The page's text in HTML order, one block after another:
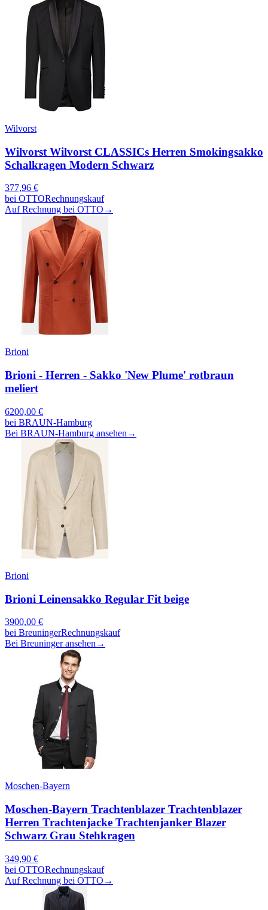
Wilvorst
Wilvorst Wilvorst CLASSICs Herren Smokingsakko
Schalkragen Modern Schwarz
377,96 €
bei OTTORechnungskauf
Auf Rechnung bei OTTO →
Brioni
Brioni - Herren - Sakko 'New Plume' rotbraun
meliert
6200,00 €
bei BRAUN-Hamburg
Bei BRAUN-Hamburg ansehen →
Brioni
Brioni Leinensakko Regular Fit beige
3900,00 €
bei BreuningerRechnungskauf
Bei Breuninger ansehen →
Moschen-Bayern
Moschen-Bayern Trachtenblazer Trachtenblazer
Herren Trachtenjacke Trachtenjanker Blazer
Schwarz Grau Stehkragen
349,90 €
bei OTTORechnungskauf
Auf Rechnung bei OTTO →